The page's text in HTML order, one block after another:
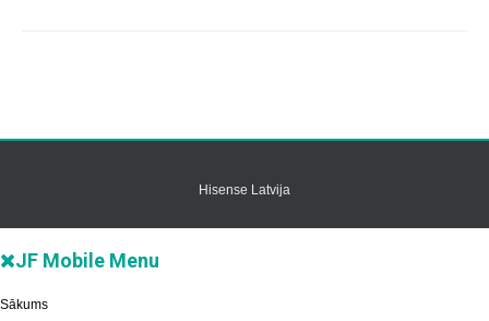
Hisense Latvija
JF Mobile Menu
Sākums